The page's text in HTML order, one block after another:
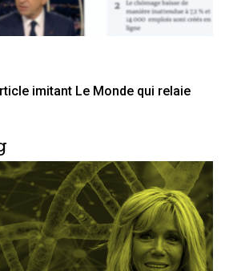
imitant Le Monde qui relaie